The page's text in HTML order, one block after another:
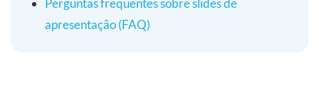
Perguntas frequentes sobre slides de
apresentação (FAQ)